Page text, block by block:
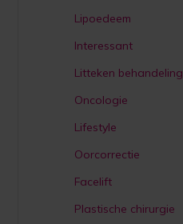
Lipoedeem
Interessant
Litteken behandeling
Oncologie
Lifestyle
Oorcorrectie
Facelift
Plastische chirurgie